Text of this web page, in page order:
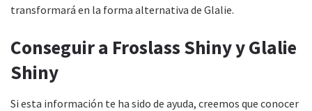
transformará en la forma alternativa de Glalie.
Conseguir a Froslass Shiny y Glalie
Shiny
Si esta información te ha sido de ayuda, creemos que conocer